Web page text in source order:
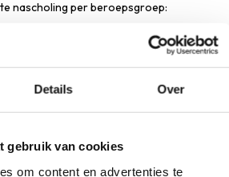
Details Over
gebruik van cookies
om content en advertenties te
nascholing per beroepsgroep:
per jaar, waarvan minimaal 20
(POH-S):60 punten per 3 jaar.
en 1 MIO.